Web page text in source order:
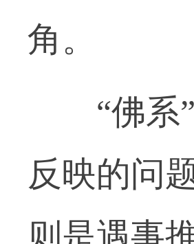
角。
“佛系”“
反映的问
则是遇事